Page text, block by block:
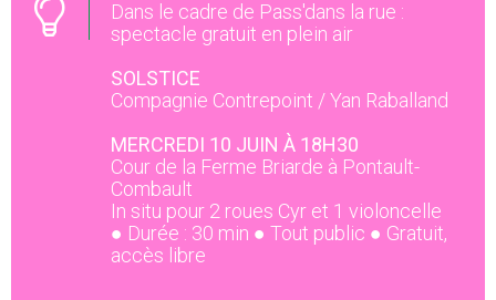
Dans le cadre de Pass'dans la rue :
spectacle gratuit en plein air
SOLSTICE
Compagnie Contrepoint / Yan Raballand
MERCREDI 10 JUIN À 18H30
Cour de la Ferme Briarde à Pontault-
Combault
In situ pour 2 roues Cyr et 1 violoncelle
● Durée : 30 min ● Tout public ● Gratuit,
accès libre